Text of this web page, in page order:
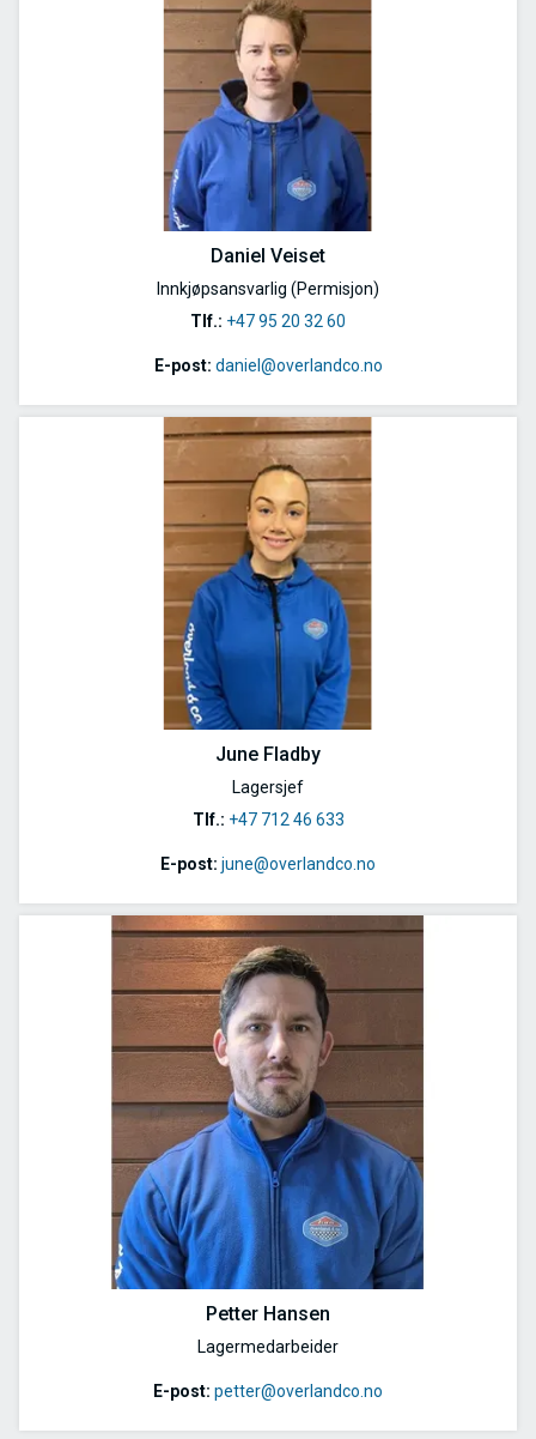
Daniel Veiset
Innkjøpsansvarlig (Permisjon)
Tlf.: +47 95 20 32 60
E-post: daniel@overlandco.no
June Fladby
Lagersjef
Tlf.: +47 712 46 633
E-post: june@overlandco.no
Petter Hansen
Lagermedarbeider
E-post: petter@overlandco.no